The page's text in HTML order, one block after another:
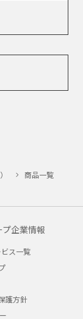
商品一覧
プ企業情報
ス一覧
護方針